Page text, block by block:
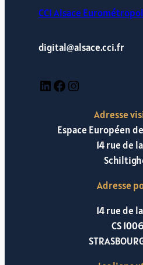
CCI Alsace
digital@alsace.cci.fr
LinkedIn Facebook Instagram
Adresse
Espace Européen
14 rue de
Adresse
14 rue de
CS